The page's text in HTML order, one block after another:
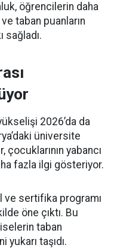
öğrencilerin daha
taban puanların
sağladı.
2026’da da
üniversite
çocuklarının yabancı
fazla ilgi gösteriyor.
ve sertifika programı
öne çıktı. Bu
taban
yukarı taşıdı.